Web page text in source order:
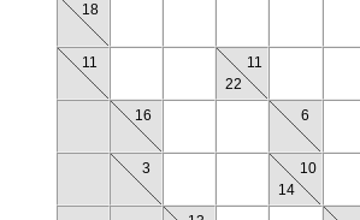
18
11
11
22
16
6
3
10
14